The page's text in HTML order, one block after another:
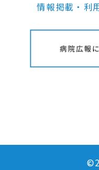
情報掲載・利